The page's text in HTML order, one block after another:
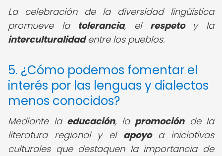
La celebración de la diversidad lingüística
promueve la tolerancia, el respetoy la
interculturalidadentre los pueblos.
5. ¿Cómo podemos fomentar el
interés por las lenguas y dialectos
menos conocidos?
Mediante la educación, la promociónde la
literatura regional y el apoyoa iniciativas
culturales que destaquen la importancia de